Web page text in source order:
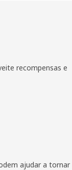
recompensas e
ajudar a tornar